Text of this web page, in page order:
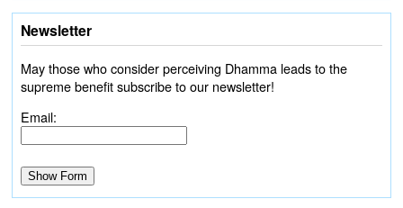
Newsletter
May those who consider perceiving Dhamma leads to the
supreme benefit subscribe to our newsletter!
Email: